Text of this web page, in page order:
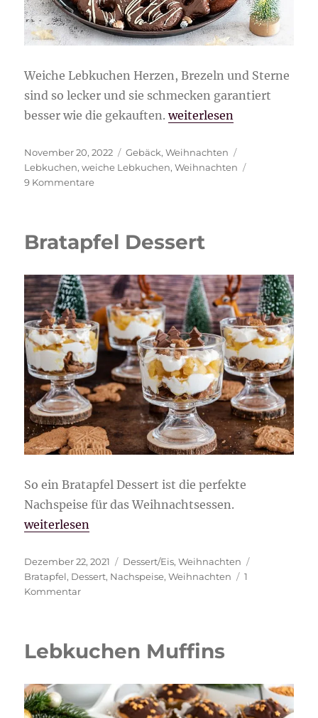
Weiche Lebkuchen Herzen, Brezeln und Sterne
sind so lecker und sie schmecken garantiert
besser wie die gekauften.„weiche Lebkuchen
weiterlesen
Veröffentlicht
am
November 20, 2022 Kategorien
Gebäck,Weihnachten
Lebkuchen,weiche Lebkuchen,Weihnachten
9 Kommentarezu
Brezeln
Bratapfel Dessert
So ein Bratapfel Dessert ist die perfekte
Nachspeise für das Weihnachtsessen.
„Bratapfel Dessert“
weiterlesen
Veröffentlicht
am
Dezember 22, 2021 Kategorien
Dessert/Eis,Weihnachten
Bratapfel, Dessert, Nachspeise,Weihnachten
1
Kommentarzu
Lebkuchen Muffins